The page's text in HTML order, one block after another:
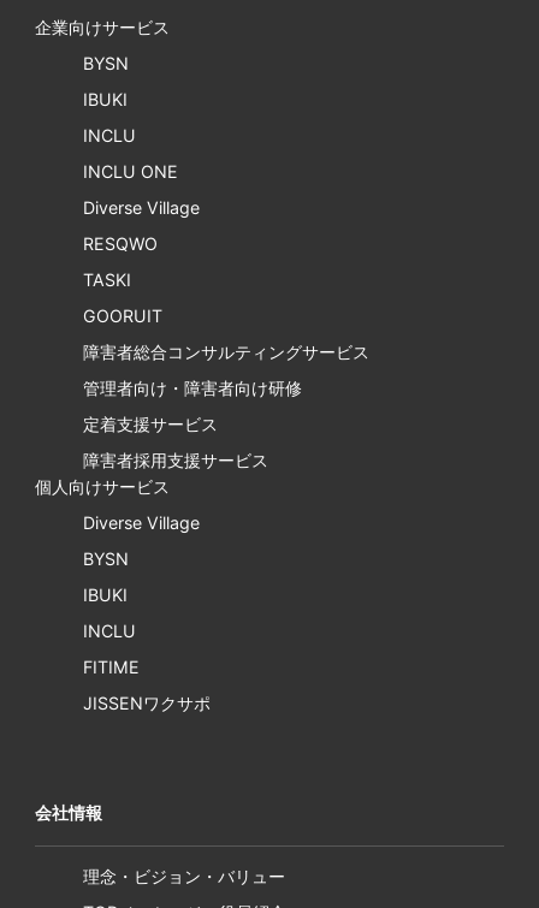
企業向けサービス
BYSN
IBUKI
INCLU
INCLU ONE
Diverse Village
RESQWO
TASKI
GOORUIT
障害者総合コンサルティングサービス
管理者向け・障害者向け研修
定着支援サービス
障害者採用支援サービス
個人向けサービス
Diverse Village
BYSN
IBUKI
INCLU
FITIME
JISSENワクサポ
会社情報
理念・ビジョン・バリュー